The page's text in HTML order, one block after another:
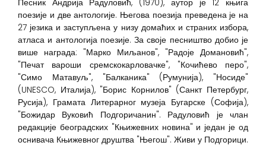
Песник Андрија Радуловић, (1970), аутор је 12 књига
поезије и две антологије. Његова поезија преведена је на
27 језика и заступљена у низу домаћих и страних избора,
атласа и антологија поезије. За своје песништво добио је
више награда: "Марко Миљанов", "Радоје Домановић",
"Печат вароши сремскокарловачке", "Кочићево перо",
"Симо Матавуљ", "Балканика" (Румунија), "Носиде"
(UNESCO, Италија), "Борис Корнилов" (Санкт Петербург,
Русија), Грамата Литерарног музеја Бугарске (Софија),
"Божидар Вуковић Подгоричанин". Радуловић је члан
редакције београдских "Књижевних новина" и један је од
оснивача Књижевног друштва "Његош". Живи у Подгорици.